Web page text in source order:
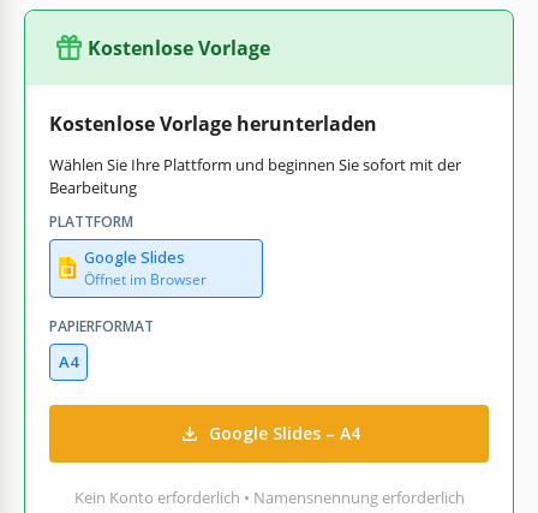
Kostenlose Vorlage
Kostenlose Vorlage herunterladen
Wählen Sie Ihre Plattform und beginnen Sie sofort mit der
Bearbeitung
PLATTFORM
Google Slides
Öffnet im Browser
PAPIERFORMAT
A4
Google Slides – A4
Kein Konto erforderlich • Namensnennung erforderlich